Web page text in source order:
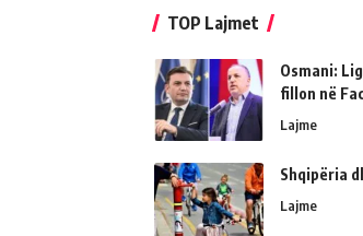
TOP Lajmet
Osmani:
fillon në
Lajme
Shqipëria
Lajme